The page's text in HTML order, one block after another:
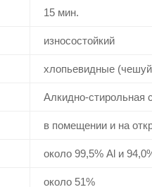
15 мин.
износостойкий
хлопьевидные
Алкидно-стирольная
в помещении и на
около 99,5% Al и
около 51%